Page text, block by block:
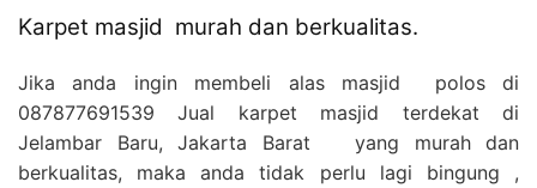
Karpet masjid murah dan berkualitas.
Jika anda ingin membeli alas masjid polos di
087877691539 Jual karpet masjid terdekat di
Jelambar Baru, Jakarta Barat yang murah dan
berkualitas, maka anda tidak perlu lagi bingung ,